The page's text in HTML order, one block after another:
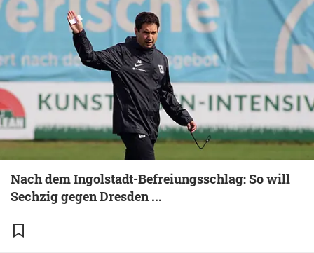
Nach dem Ingolstadt-Befreiungsschlag: So will
Sechzig gegen Dresden ...